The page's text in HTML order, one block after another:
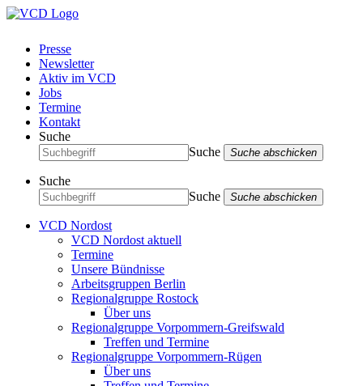
Presse
Newsletter
Aktiv im VCD
Jobs
Termine
Kontakt
Suche
Suche
Suche abschicken
Suche
Suche
Suche abschicken
VCD Nordost
VCD Nordost aktuell
Termine
Unsere Bündnisse
Arbeitsgruppen Berlin
Regionalgruppe Rostock
Über uns
Regionalgruppe Vorpommern-Greifswald
Treffen und Termine
Regionalgruppe Vorpommern-Rügen
Über uns